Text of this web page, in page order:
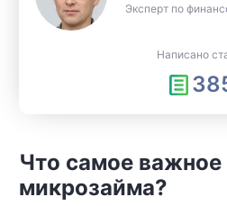
Эксперт по
Написано
Что самое
микрозайма?